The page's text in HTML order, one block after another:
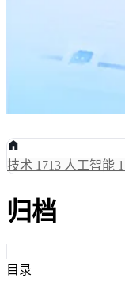
技术 1713 人工智能
归档
目录